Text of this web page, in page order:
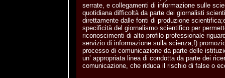
serrate, e collegamenti di informazione sulle
quotidiana difficoltà da parte dei giornalisti
direttamente dalle fonti di produzione
specificità del giornalismo scientifico per
riconoscimenti di alto profilo professionale
servizio di informazione sulla scienza;f)
processo di comunicazione da parte delle
un’ appropriata linea di condotta da parte dei
comunicazione, che riduca il rischio di false o